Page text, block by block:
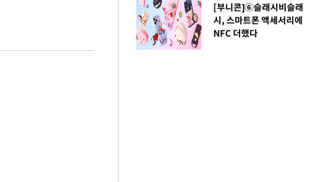
[부니콘]⑥슬래시비슬래
시, 스마트폰 액세서리에
NFC 더했다